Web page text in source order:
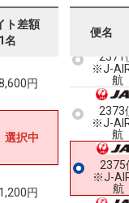
ト差額
名
円
選択中
円
便名
2371
※J-
航
2373
※J-
航
2375
※J-
航